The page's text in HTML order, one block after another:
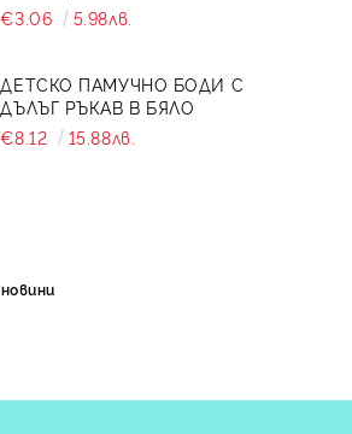
€3.06
5.98лв.
ДЕТСКО ПАМУЧНО БОДИ С
ДЪЛЪГ РЪКАВ В БЯЛО
€8.12
15.88лв.